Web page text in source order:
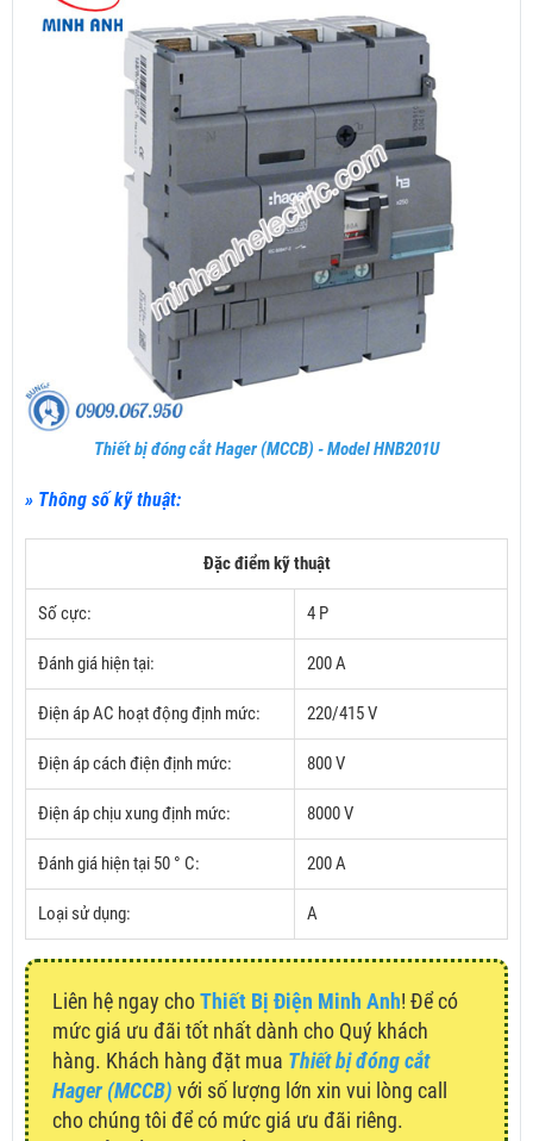
Thiết bị đóng cắt Hager (MCCB) - Model HNB201U
» Thông số kỹ thuật:
Đặc điểm kỹ thuật
Số cực: 4 P
Đánh giá hiện tại: 200 A
Điện áp AC hoạt động định mức: 220/415 V
Điện áp cách điện định mức: 800 V
Điện áp chịu xung định mức: 8000 V
Đánh giá hiện tại 50 ° C: 200 A
Loại sử dụng: A
Liên hệ ngay choThiết Bị Điện Minh Anh! Để có
mức giá ưu đãi tốt nhất dành cho Quý khách
hàng. Khách hàng đặt mua Thiết bị đóng cắt
Hager (MCCB) với số lượng lớn xin vui lòng call
cho chúng tôi để có mức giá ưu đãi riêng.